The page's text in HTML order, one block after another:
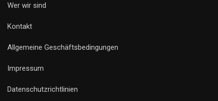
Wer wir sind
Kontakt
Allgemeine Geschäftsbedingungen
Impressum
Datenschutzrichtlinien